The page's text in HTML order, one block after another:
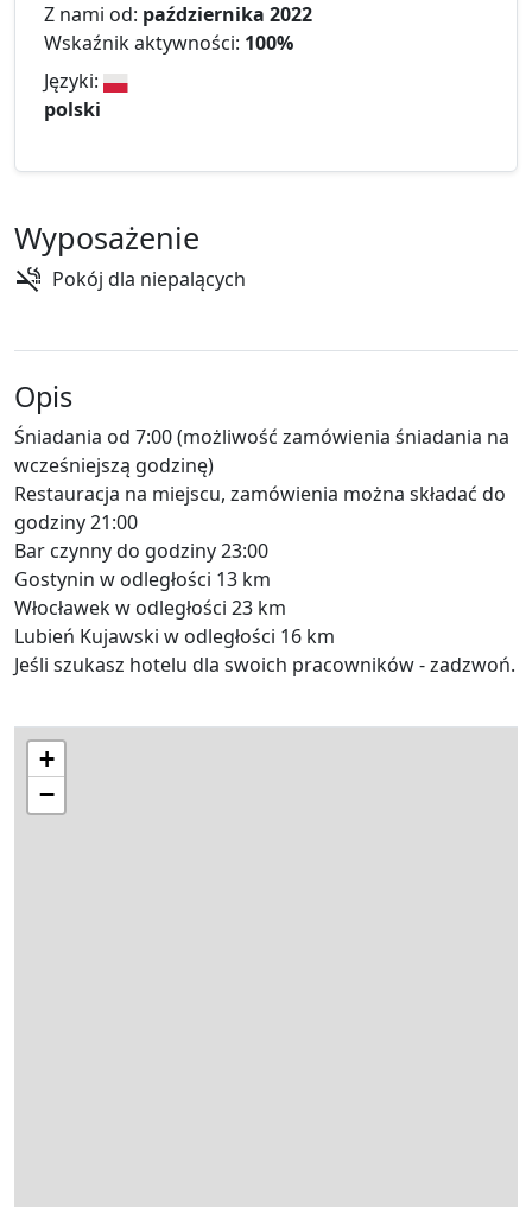
Z nami od: października 2022
Wskaźnik aktywności: 100%
Języki:
polski
Wyposażenie
Pokój dla niepalących
Opis
Śniadania od 7:00 (możliwość zamówienia śniadania na
wcześniejszą godzinę)
Restauracja na miejscu, zamówienia można składać do
godziny 21:00
Bar czynny do godziny 23:00
Gostynin w odległości 13 km
Włocławek w odległości 23 km
Lubień Kujawski w odległości 16 km
Jeśli szukasz hotelu dla swoich pracowników - zadzwoń.
+
−